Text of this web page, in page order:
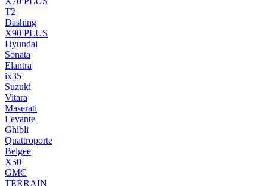
T2
Dashing
X90 PLUS
Hyundai
Sonata
Elantra
ix35
Suzuki
Vitara
Maserati
Levante
Ghibli
Quattroporte
Belgee
X50
GMC
TERRAIN